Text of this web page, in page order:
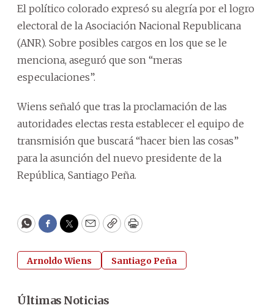
El político colorado expresó su alegría por el logro
electoral de la Asociación Nacional Republicana
(ANR). Sobre posibles cargos en los que se le
menciona, aseguró que son “meras
especulaciones”.
Wiens señaló que tras la proclamación de las
autoridades electas resta establecer el equipo de
transmisión que buscará “hacer bien las cosas”
para la asunción del nuevo presidente de la
República, Santiago Peña.
WhatsApp
Facebook
Twitter
EmailCopyPrint
Arnoldo Wiens Santiago Peña
Últimas Noticias